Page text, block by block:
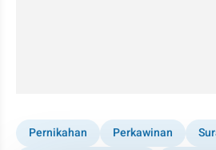
Pernikahan Perkawinan